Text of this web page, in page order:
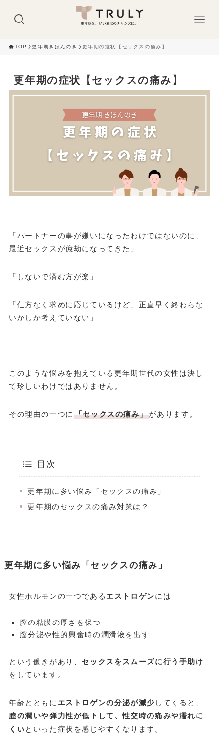
TOP 更年期きほんのき 更年期の症状【セックスの痛み】
更年期の症状【セックスの痛み】
「パートナーの事が嫌いになったわけではないのに、
最近セックスが億劫になってきた」
「しないで済む方が楽」
「仕方なく求めに応じているけど、正直早く終わらな
いかしか考えていない」
このような悩みを抱えている更年期世代の女性は決し
て珍しいわけではありません。
その理由の一つに 「セックスの痛み」があります。
目次
更年期に多い悩み「セックスの痛み」
更年期のセックスの痛み対策は？
更年期に多い悩み「セックスの痛み」
女性ホルモンの一つである エストロゲンには
膣の粘膜の厚さを保つ
膣分泌や性的興奮時の潤滑液を出す
という働きがあり、 セックスをスムーズに行う手助け
をしています。
年齢とともに エストロゲンの分泌が減少 してくると、
膣の潤いや弾力性が低下して、性交時の痛みや濡れに
くいといった症状を感じやすくなります。